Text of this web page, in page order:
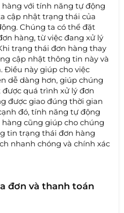
với tính năng tự động
cập nhật trạng thái của
Chúng ta có thể đặt
hàng, từ việc đang xử lý
trạng thái đơn hàng thay
cập nhật thông tin này và
Điều này giúp cho việc
dễ dàng hơn, giúp chúng
quá trình xử lý đơn
được giao đúng thời gian
đó, tính năng tự động
cũng giúp cho chúng
tin trạng thái đơn hàng
nhanh chóng và chính xác
đơn và thanh toán